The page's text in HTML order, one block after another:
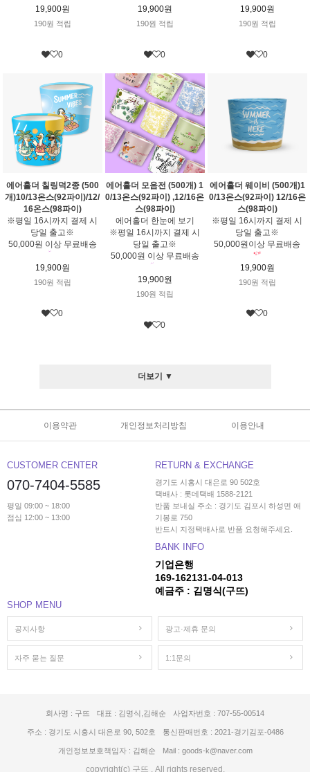
19,900원
190원 적립
0
19,900원
190원 적립
0
19,900원
190원 적립
0
에어홀더 칠링덕2종 (500
개)10/13온스(92파이)/12/
16온스(98파이)
※평일 16시까지 결제 시
당일 출고※
50,000원 이상 무료배송
19,900원
190원 적립
0
에어홀더 모음전 (500개) 1
0/13온스(92파이) ,12/16온
스(98파이)
에어홀더 한눈에 보기
※평일 16시까지 결제 시
당일 출고※
50,000원 이상 무료배송
19,900원
190원 적립
0
에어홀더 웨이비 (500개)1
0/13온스(92파이) 12/16온
스(98파이)
※평일 16시까지 결제 시
당일 출고※
50,000원이상 무료배송
19,900원
190원 적립
0
더보기 ▼
이용약관 개인정보처리방침 이용안내
CUSTOMER CENTER
070-7404-5585
평일 09:00 ~ 18:00
점심 12:00 ~ 13:00
RETURN & EXCHANGE
경기도 시흥시 대은로 90 502호
택배사 : 롯데택배 1588-2121
반품 보내실 주소 : 경기도 김포시 하성면 애
기봉로 750
반드시 지정택배사로 반품 요청해주세요.
BANK INFO
기업은행
169-162131-04-013
예금주 : 김명식(구뜨)
SHOP MENU
공지사항 광고·제휴 문의
자주 묻는 질문 1:1문의
회사명 : 구뜨 대표 : 김명식,김해순 사업자번호 : 707-55-00514
주소 : 경기도 시흥시 대은로 90, 502호 통신판매번호 : 2021-경기김포-0486
개인정보보호책임자 : 김해순 Mail : goods-k@naver.com
copyright(c) 구뜨 . All rights reserved.